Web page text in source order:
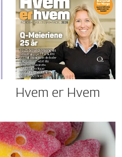
Hvem er Hvem